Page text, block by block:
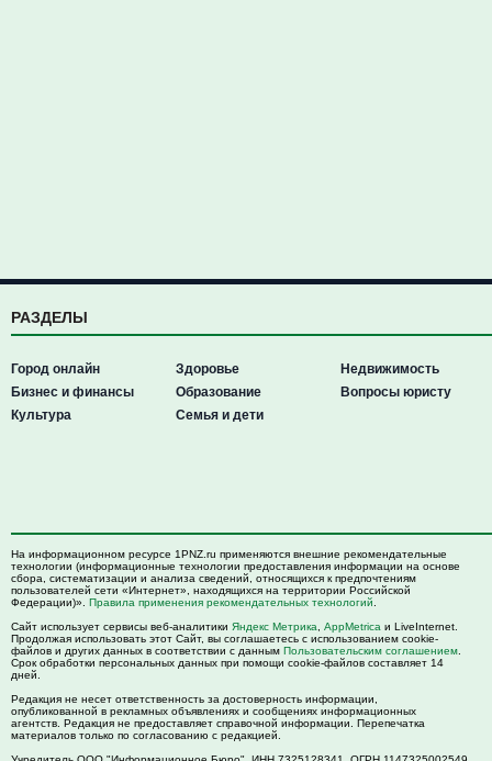
РАЗДЕЛЫ
Город онлайн
Бизнес и финансы
Культура
Здоровье
Образование
Семья и дети
Недвижимость
Вопросы юристу
На информационном ресурсе 1PNZ.ru применяются внешние рекомендательные
технологии (информационные технологии предоставления информации на основе
сбора, систематизации и анализа сведений, относящихся к предпочтениям
пользователей сети «Интернет», находящихся на территории Российской
Федерации)». Правила применения рекомендательных технологий
Сайт использует сервисы веб-аналитики Яндекс Метрика AppMetrica и LiveInternet.
Продолжая использовать этот Сайт, вы соглашаетесь с использованием cookie-
файлов и других данных в соответствии с данным Пользовательским соглашением
Срок обработки персональных данных при помощи cookie-файлов составляет 14
дней.
Редакция не несет ответственность за достоверность информации,
опубликованной в рекламных объявлениях и сообщениях информационных
агентств. Редакция не предоставляет справочной информации. Перепечатка
материалов только по согласованию с редакцией.